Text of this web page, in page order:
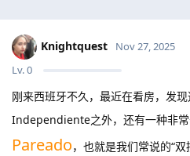
Knightquest
Lv.0
Nov 27, 2025
刚来西班牙不久，最近在看房，发
Independiente之外，还有一种非
Pareado，也就是我们常说的“